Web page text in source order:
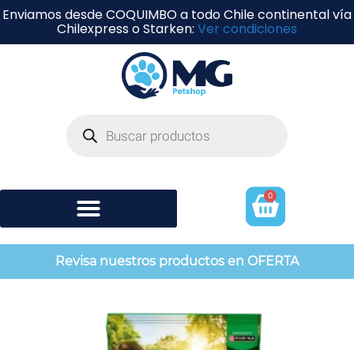
Enviamos desde COQUIMBO a todo Chile continental vía
Chilexpress o Starken: Ver condiciones
0
Revisa nuestros productos en OFERTA